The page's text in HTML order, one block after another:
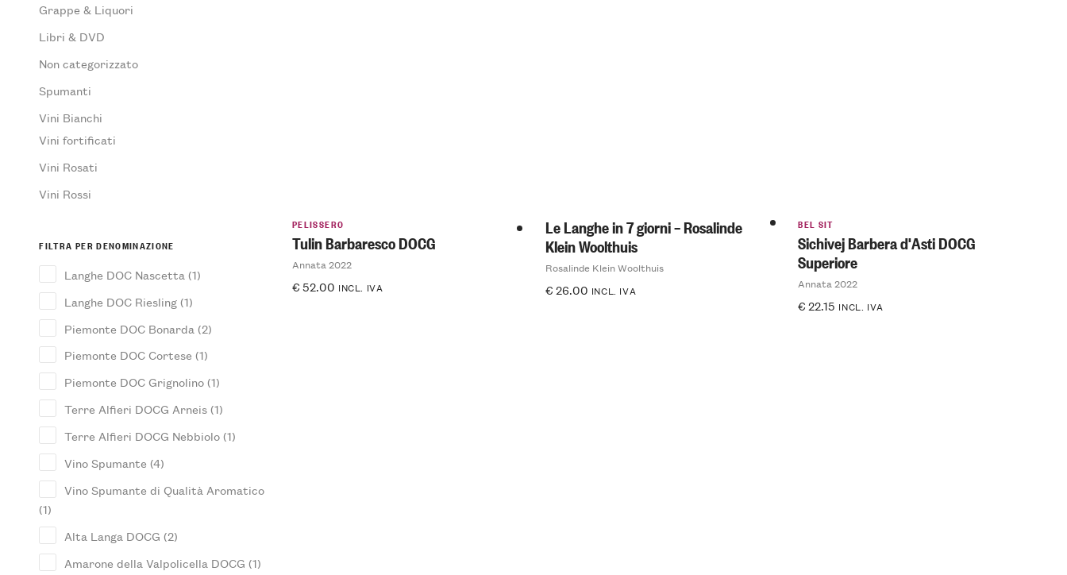
Grappe & Liquori
Libri & DVD
Non categorizzato
Spumanti
Vini Bianchi
Vini fortificati
Vini Rosati
Vini Rossi
FILTRA PER DENOMINAZIONE
Langhe DOC Nascetta (1)
Langhe DOC Riesling (1)
Piemonte DOC Bonarda (2)
Piemonte DOC Cortese (1)
Piemonte DOC Grignolino (1)
Terre Alfieri DOCG Arneis (1)
Terre Alfieri DOCG Nebbiolo (1)
Vino Spumante (4)
Vino Spumante di Qualità Aromatico
(1)
Alta Langa DOCG (2)
Amarone della Valpolicella DOCG (1)
PELISSERO
Tulin Barbaresco DOCG
Annata 2022
€52.00 INCL. IVA
Le Langhe in 7 giorni – Rosalinde
Klein Woolthuis
Rosalinde Klein Woolthuis
€26.00 INCL. IVA
BEL SIT
Sichivej Barbera d'Asti DOCG
Superiore
Annata 2022
€22.15 INCL. IVA